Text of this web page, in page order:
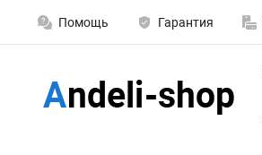
Помощь Гарантия